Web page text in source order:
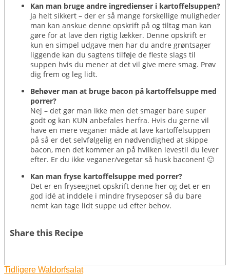
Kan man bruge andre ingredienser i kartoffelsuppen?
Ja helt sikkert – der er så mange forskellige muligheder
man kan anskue denne opskrift på og tiltag man kan
gøre for at lave den rigtig lækker. Denne opskrift er
kun en simpel udgave men har du andre grøntsager
liggende kan du sagtens tilføje de fleste slags til
suppen hvis du mener at det vil give mere smag. Prøv
dig frem og leg lidt.
Behøver man at bruge bacon på kartoffelsuppe med
porrer?
Nej – det gør man ikke men det smager bare super
godt og kan KUN anbefales herfra. Hvis du gerne vil
have en mere veganer måde at lave kartoffelsuppen
på så er det selvfølgelig en nødvendighed at skippe
bacon, men det kommer an på hvilken levestil du lever
efter. Er du ikke veganer/vegetar så husk baconen! 🙂
Kan man fryse kartoffelsuppe med porrer?
Det er en fryseegnet opskrift denne her og det er en
god idé at inddele i mindre fryseposer så du bare
nemt kan tage lidt suppe ud efter behov.
Share this Recipe
Tidligere Waldorfsalat